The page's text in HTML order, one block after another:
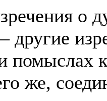
о
помыслах
же,